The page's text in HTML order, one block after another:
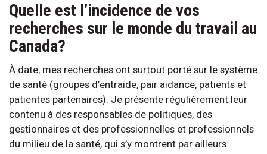
Quelle est l’incidence de vos
recherches sur le monde du travail au
Canada?
À date, mes recherches ont surtout porté sur le système
de santé (groupes d’entraide, pair aidance, patients et
patientes partenaires). Je présente régulièrement leur
contenu à des responsables de politiques, des
gestionnaires et des professionnelles et professionnels
du milieu de la santé, qui s’y montrent par ailleurs